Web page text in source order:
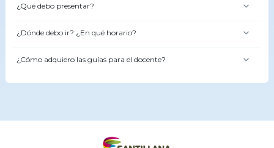
¿Qué debo presentar?
¿Dónde debo ir? ¿En qué horario?
¿Cómo adquiero las guías para el docente?